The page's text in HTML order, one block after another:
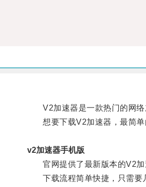
V2加速器是一款热门的网络
想要下载V2加速器，最简单
v2加速器手机版
官网提供了最新版本的V2加
下载流程简单快捷，只需要